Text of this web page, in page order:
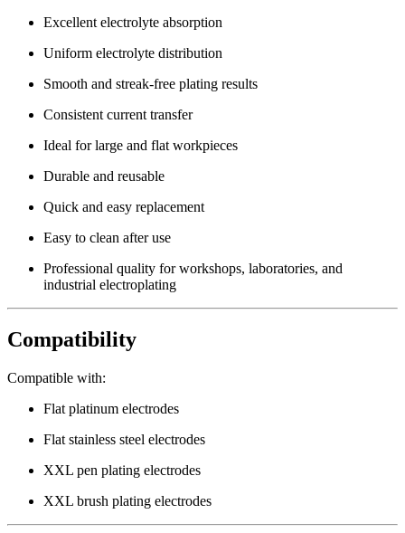
Excellent electrolyte absorption
Uniform electrolyte distribution
Smooth and streak-free plating results
Consistent current transfer
Ideal for large and flat workpieces
Durable and reusable
Quick and easy replacement
Easy to clean after use
Professional quality for workshops, laboratories, and
industrial electroplating
Compatibility
Compatible with:
Flat platinum electrodes
Flat stainless steel electrodes
XXL pen plating electrodes
XXL brush plating electrodes